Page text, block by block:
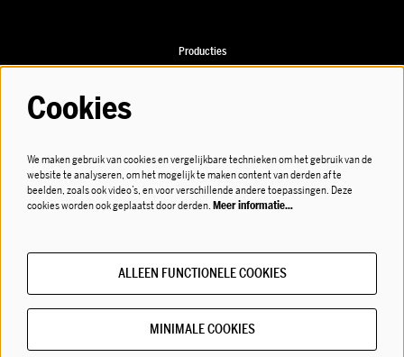
Producties
Volg ons
Meld je aan voor de nieuwsbrief!
Cookies
We maken gebruik van cookies en vergelijkbare technieken om het gebruik van de
website te analyseren, om het mogelijk te maken content van derden af te
beelden, zoals ook video’s, en voor verschillende andere toepassingen. Deze
cookies worden ook geplaatst door derden.Meer informatie…
ALLEEN FUNCTIONELE COOKIES
MINIMALE COOKIES